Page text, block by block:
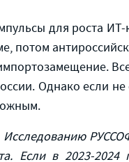
для роста
потом
Однако если
Если в 2023-2024